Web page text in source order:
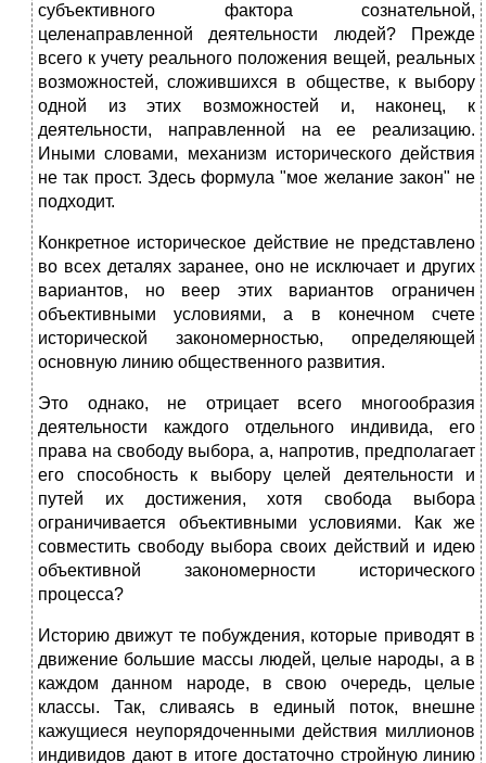
субъективного фактора сознательной,
целенаправленной деятельности людей? Прежде
всего к учету реального положения вещей, реальных
возможностей, сложившихся в обществе, к выбору
одной из этих возможностей и, наконец, к
деятельности, направленной на ее реализацию.
Иными словами, механизм исторического действия
не так прост. Здесь формула "мое желание закон" не
подходит.
Конкретное историческое действие не представлено
во всех деталях заранее, оно не исключает и других
вариантов, но веер этих вариантов ограничен
объективными условиями, а в конечном счете
исторической закономерностью, определяющей
основную линию общественного развития.
Это однако, не отрицает всего многообразия
деятельности каждого отдельного индивида, его
права на свободу выбора, а, напротив, предполагает
его способность к выбору целей деятельности и
путей их достижения, хотя свобода выбора
ограничивается объективными условиями. Как же
совместить свободу выбора своих действий и идею
объективной закономерности исторического
процесса?
Историю движут те побуждения, которые приводят в
движение большие массы людей, целые народы, а в
каждом данном народе, в свою очередь, целые
классы. Так, сливаясь в единый поток, внешне
кажущиеся неупорядоченными действия миллионов
индивидов дают в итоге достаточно стройную линию